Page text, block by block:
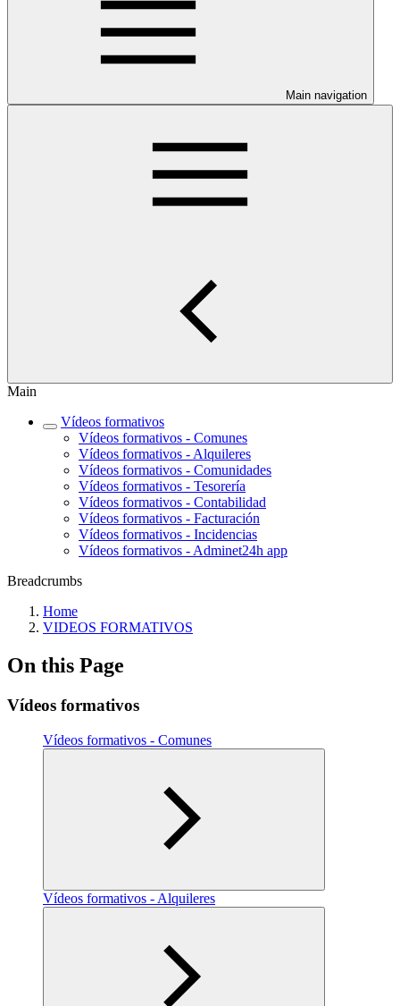
Main navigation
Main
Vídeos formativos
Vídeos formativos - Comunes
Vídeos formativos - Alquileres
Vídeos formativos - Comunidades
Vídeos formativos - Tesorería
Vídeos formativos - Contabilidad
Vídeos formativos - Facturación
Vídeos formativos - Incidencias
Vídeos formativos - Adminet24h app
Breadcrumbs
Home
VIDEOS FORMATIVOS
On this Page
Vídeos formativos
Vídeos formativos - Comunes
Vídeos formativos - Alquileres